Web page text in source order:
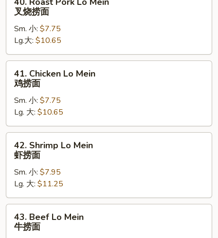
Roast
Pork
Lo
Mein
叉
烧
叉烧捞面
Sm. 小: $7.75
Lg.大: $10.65
Chicken
Lo
Mein
捞
面
41. Chicken Lo Mein
鸡捞面
Sm. 小: $7.75
Lg. 大: $10.65
Shrimp
Lo
Mein
捞
面
42. Shrimp Lo Mein
虾捞面
Sm. 小: $7.95
Lg. 大: $11.25
Beef
43. Beef Lo Mein
牛捞面